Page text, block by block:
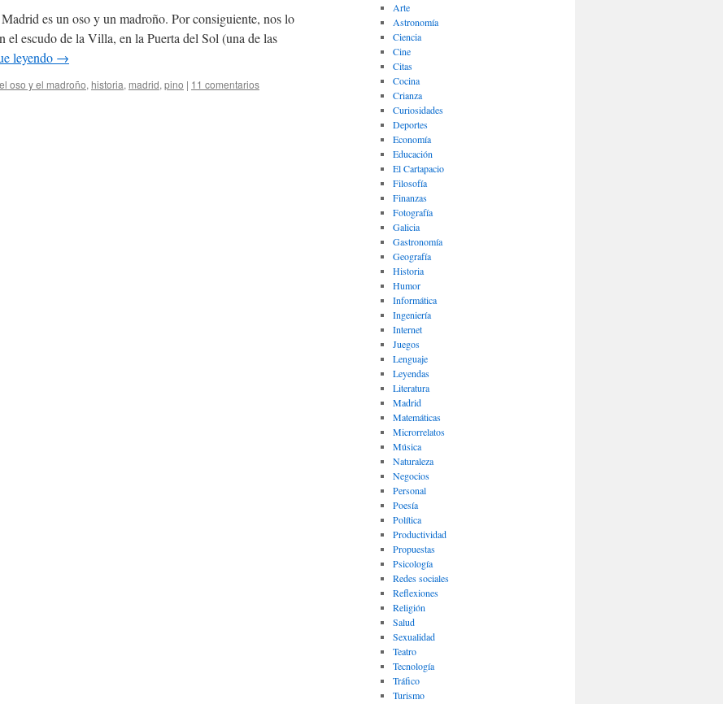
es un oso y un madroño. Por consiguiente, nos lo
el escudo de la Villa, en la Puerta del Sol (una de las
leyendo →
el oso y el madroño, historia, madrid, pino | 11 comentarios
Arte
Astronomía
Ciencia
Cine
Citas
Cocina
Crianza
Curiosidades
Deportes
Economía
Educación
El Cartapacio
Filosofía
Finanzas
Fotografía
Galicia
Gastronomía
Geografía
Historia
Humor
Informática
Ingeniería
Internet
Juegos
Lenguaje
Leyendas
Literatura
Madrid
Matemáticas
Microrrelatos
Música
Naturaleza
Negocios
Personal
Poesía
Política
Productividad
Propuestas
Psicología
Redes sociales
Reflexiones
Religión
Salud
Sexualidad
Teatro
Tecnología
Tráfico
Turismo